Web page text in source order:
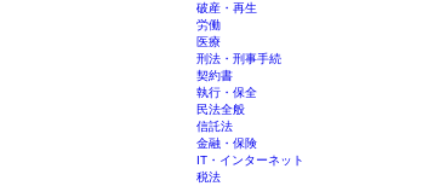
破産・再生
労働
医療
刑法・刑事手続
契約書
執行・保全
民法全般
信託法
金融・保険
IT・インターネット
税法